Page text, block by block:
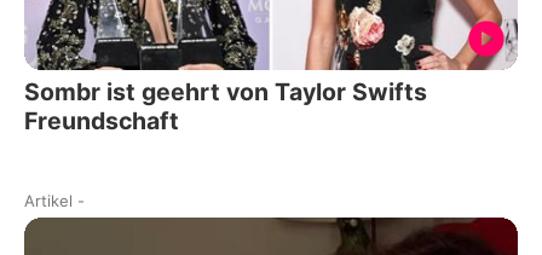
Sombr ist geehrt von Taylor Swifts
Freundschaft
Artikel -